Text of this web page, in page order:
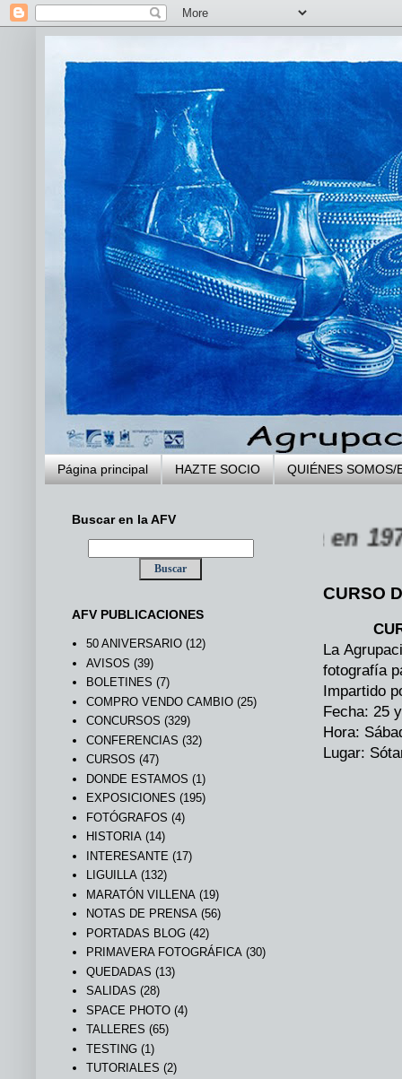
Página principal HAZTE SOCIO QUIÉNES SOMOS/
VILLENA fundada en 1973 ...
CURSO
La
fotografía
Impartido
Fecha: 25
Hora:
Lugar:
Buscar en la AFV
AFV PUBLICACIONES
50 ANIVERSARIO (12)
AVISOS (39)
BOLETINES (7)
COMPRO VENDO CAMBIO (25)
CONCURSOS (329)
CONFERENCIAS (32)
CURSOS (47)
DONDE ESTAMOS (1)
EXPOSICIONES (195)
FOTÓGRAFOS (4)
HISTORIA (14)
INTERESANTE (17)
LIGUILLA (132)
MARATÓN VILLENA (19)
NOTAS DE PRENSA (56)
PORTADAS BLOG (42)
PRIMAVERA FOTOGRÁFICA (30)
QUEDADAS (13)
SALIDAS (28)
SPACE PHOTO (4)
TALLERES (65)
TESTING (1)
TUTORIALES (2)